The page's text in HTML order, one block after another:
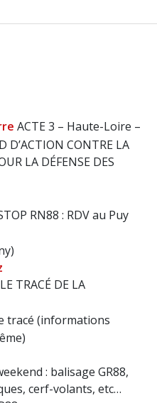
ACTE 3 – Haute-Loire –
D’ACTION CONTRE LA
LA DÉFENSE DES
RN88 : RDV au Puy
TRACÉ DE LA
tracé (informations
: balisage GR88,
cerf-volants, etc…